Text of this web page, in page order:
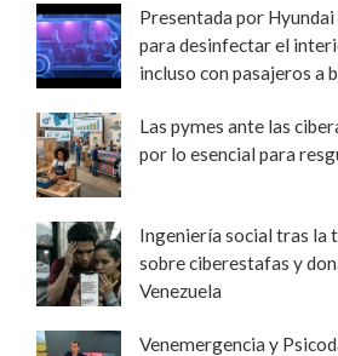
Presentada por
para desinfectar el
incluso con pasajeros a
Las pymes ante las
por lo esencial para
Ingeniería social tras la
sobre ciberestafas y
Venezuela
Venemergencia y